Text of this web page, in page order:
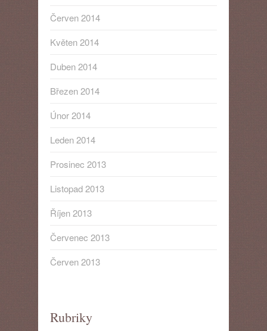
Červen 2014
Květen 2014
Duben 2014
Březen 2014
Únor 2014
Leden 2014
Prosinec 2013
Listopad 2013
Říjen 2013
Červenec 2013
Červen 2013
Rubriky